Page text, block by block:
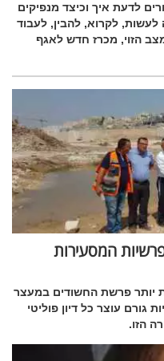
לדעת איך וכיצד מנפיקים
לקרוא, להבין, לעבוד
הזוי, מכרז חדש לאגף
המסעירות
יותר פרשת החשודים במעצר
גורם עוצר כל דיון פוליטי
הזו.